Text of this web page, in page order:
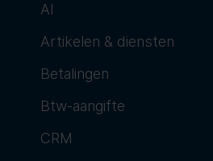
AI
Artikelen & diensten
Betalingen
Btw-aangifte
CRM